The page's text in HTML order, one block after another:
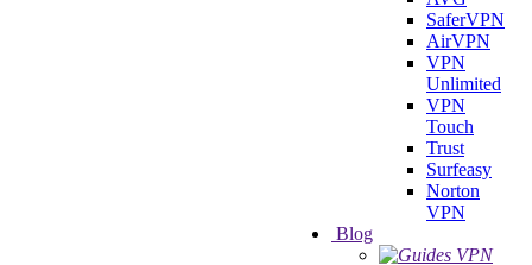
SaferVPN
AirVPN
VPN
Unlimited
VPN
Touch
Trust
Surfeasy
Norton
VPN
Blog